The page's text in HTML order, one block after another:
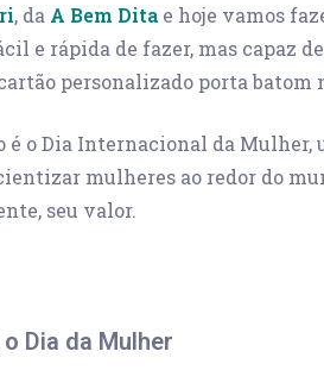
, da A Bem Dita e hoje vamos
e rápida de fazer, mas capaz
personalizado porta
é o Dia Internacional da Mulher,
mulheres ao redor do
seu valor.
Dia da Mulher